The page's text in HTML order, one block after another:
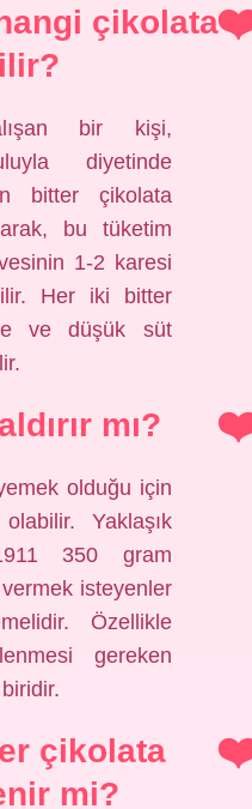
çikolata
bir kişi,
diyetinde
bitter çikolata
bu tüketim
1-2 karesi
Her iki bitter
ve düşük süt
mı?
olduğu için
Yaklaşık
350 gram
isteyenler
Özellikle
gereken
çikolata
mi?